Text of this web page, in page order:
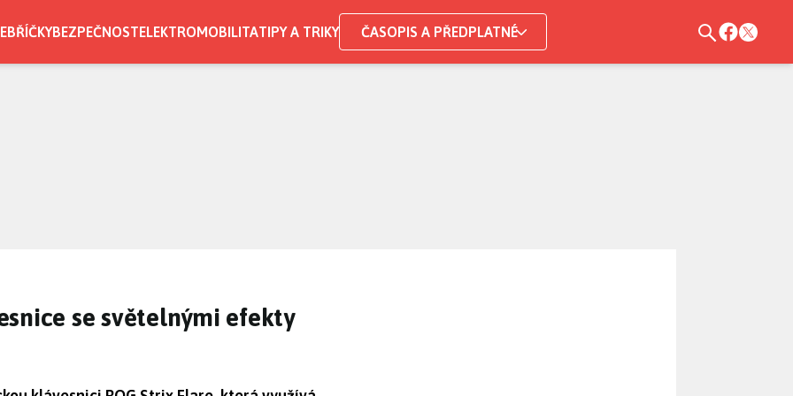
BEZPEČNOSTELEKTROMOBILITATIPY A TRIKY ČASOPIS A PŘEDPLATNÉ
se světelnými efekty